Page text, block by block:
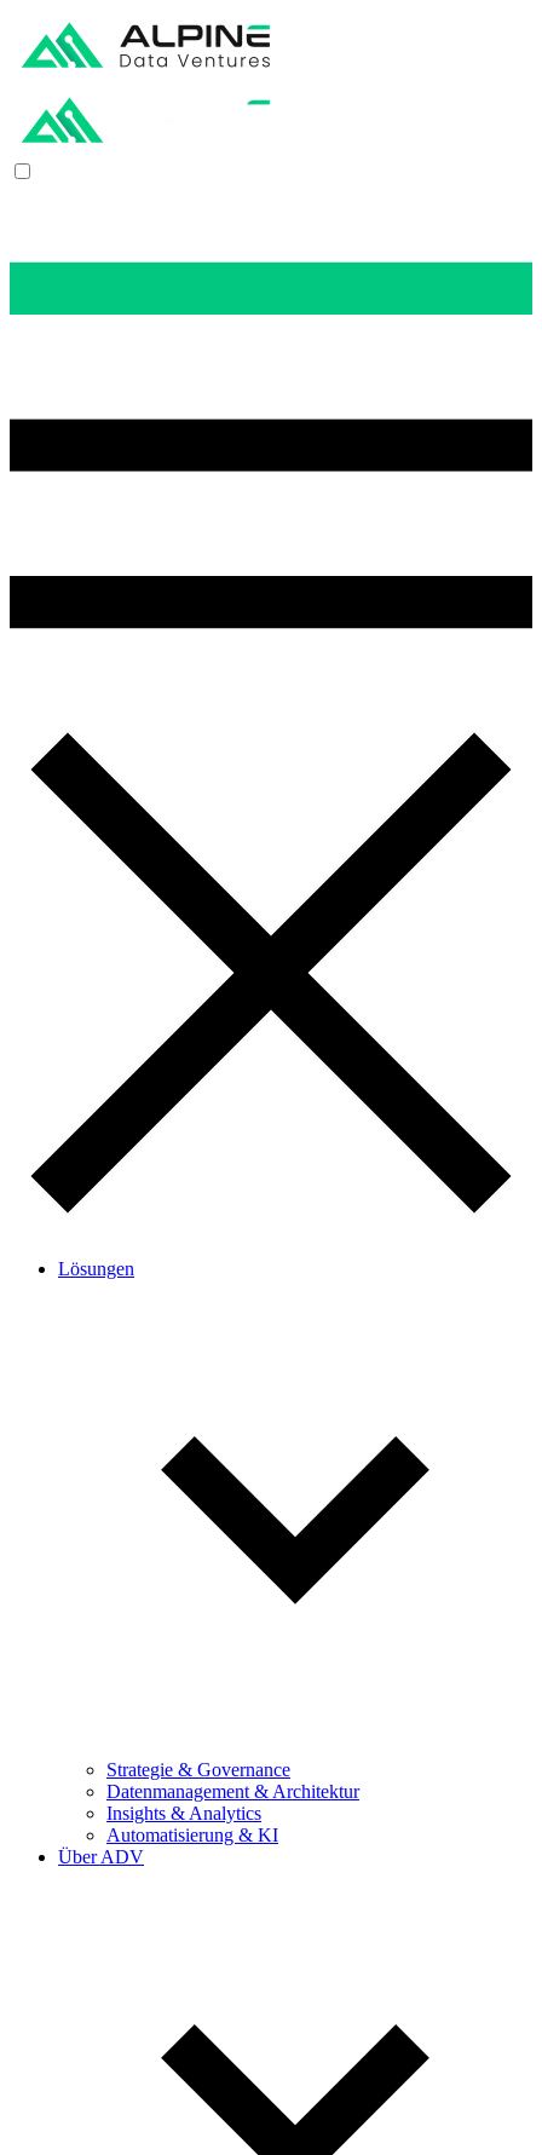
Lösungen
Strategie & Governance
Datenmanagement & Architektur
Insights & Analytics
Automatisierung & KI
Über ADV